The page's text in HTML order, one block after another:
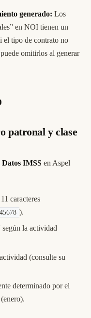
generado: Los
en NOI tienen un
el tipo de contrato no
omitirlos al generar
patronal y clase
IMSS en Aspel
caracteres
).
la actividad
(consulte su
determinado por el